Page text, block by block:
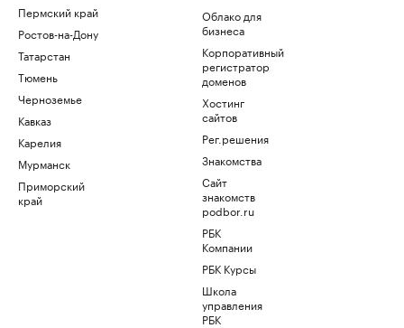
Пермский край
Ростов-на-Дону
Татарстан
Тюмень
Черноземье
Кавказ
Карелия
Мурманск
Приморский
край
Облако для
бизнеса
Корпоративный
регистратор
доменов
Хостинг
сайтов
Рег.решения
Знакомства
Сайт
знакомств
podbor.ru
РБК
Компании
РБК Курсы
Школа
управления
РБК